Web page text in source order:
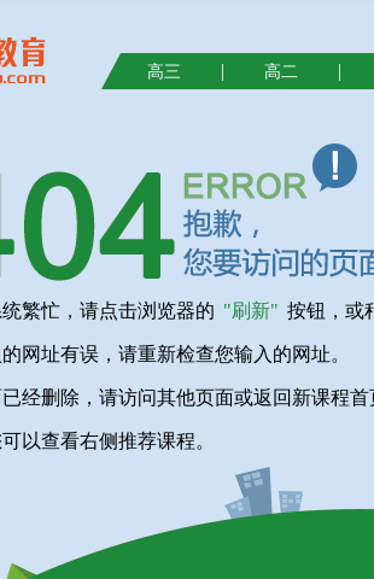
高三 | 高二 |
繁忙，请点击浏览器的 "刷新" 按钮，或
网址有误，请重新检查您输入的网址。
经删除，请访问其他页面或返回新课程首
以查看右侧推荐课程。